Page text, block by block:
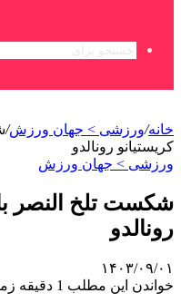
خانه/ورزشی > جهان ورزش/
کریستیانو رونالدو
ورزشی > جهان ورزش
شکست تلخ النصر
رونالدو
۱۴۰۳/۰۹/۰۱
خواندن این مطلب 1 دقیقه زمان میبرد